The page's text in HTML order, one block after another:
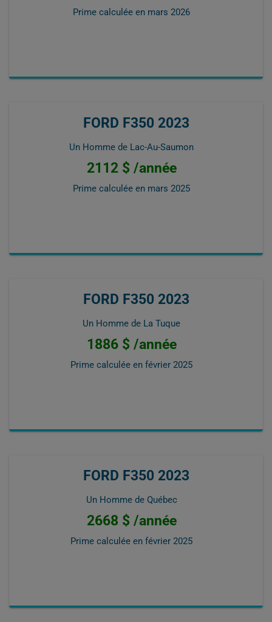
Prime calculée en mars 2026
FORD F350 2023
Un Homme de Lac-Au-Saumon
2112 $ /année
Prime calculée en mars 2025
FORD F350 2023
Un Homme de La Tuque
1886 $ /année
Prime calculée en février 2025
FORD F350 2023
Un Homme de Québec
2668 $ /année
Prime calculée en février 2025